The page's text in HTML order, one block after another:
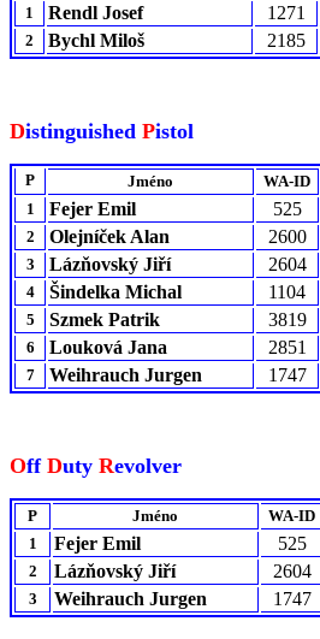
1
Rendl Josef 1271
2 Bychl Miloš 2185
Distinguished Pistol
P Jméno WA-ID
1
Fejer Emil 525
2 Olejníček Alan 2600
3 Lázňovský Jiří 2604
4 Šindelka Michal 1104
5 Szmek Patrik 3819
6 Louková Jana 2851
7 Weihrauch Jurgen 1747
OffDuty Revolver
P Jméno WA-ID
1
Fejer Emil 525
2 Lázňovský Jiří 2604
3 Weihrauch Jurgen 1747